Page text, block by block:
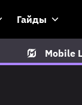
Гайды
Mobile